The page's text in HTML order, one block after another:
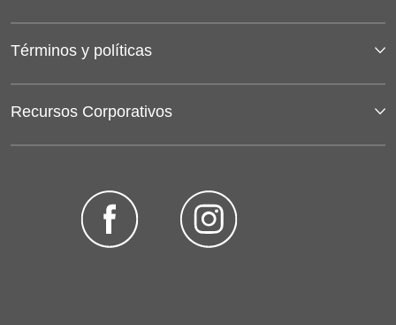
Términos y políticas
Recursos Corporativos